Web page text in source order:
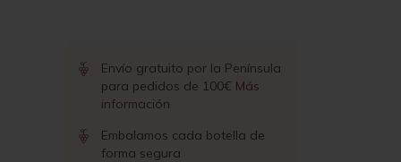
Envío gratuito por la Península
para pedidos de 100€ Más
información
Embalamos cada botella de
forma segura